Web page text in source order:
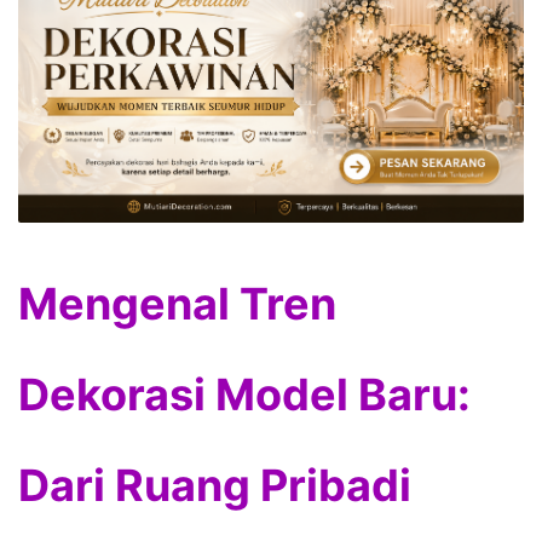
Mengenal Tren
Dekorasi Model Baru:
Dari Ruang Pribadi